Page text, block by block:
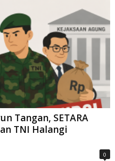
Tangan, SETARA
TNI Halangi
0